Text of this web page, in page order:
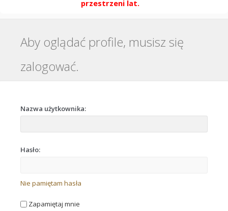
przestrzeni lat.
Aby oglądać profile, musisz się
zalogować.
Nazwa użytkownika:
Hasło:
Nie pamiętam hasła
Zapamiętaj mnie